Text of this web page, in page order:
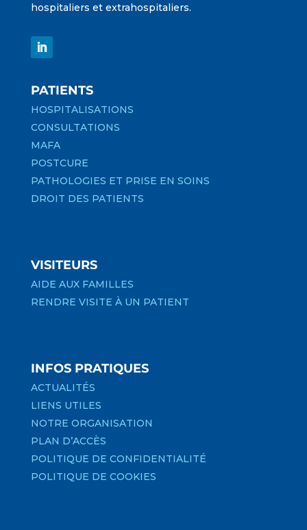
hospitaliers et extrahospitaliers.
PATIENTS
HOSPITALISATIONS
CONSULTATIONS
MAFA
POSTCURE
PATHOLOGIES ET PRISE EN SOINS
DROIT DES PATIENTS
VISITEURS
AIDE AUX FAMILLES
RENDRE VISITE À UN PATIENT
INFOS PRATIQUES
ACTUALITÉS
LIENS UTILES
NOTRE ORGANISATION
PLAN D’ACCÈS
POLITIQUE DE CONFIDENTIALITÉ
POLITIQUE DE COOKIES